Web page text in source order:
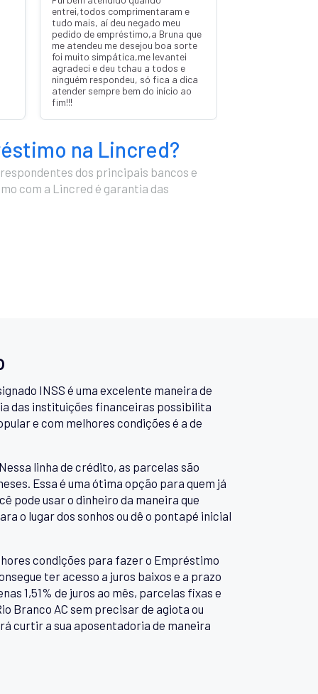
entrei,todos comprimentaram e
tudo mais, aí deu negado meu
pedido de empréstimo,a Bruna que
me atendeu me desejou boa sorte
foi muito simpática,me levantei
agradeci e deu tchau a todos e
ninguém respondeu, só fica a dica
atender sempre bem do início ao
fim!!!
na Lincred?
dos principais bancos e
com a Lincred é garantia das
INSS é uma excelente maneira de
das instituições financeiras possibilita
e com melhores condições é a de
linha de crédito, as parcelas são
Essa é uma ótima opção para quem já
pode usar o dinheiro da maneira que
o lugar dos sonhos ou dê o pontapé inicial
condições para fazer o Empréstimo
ter acesso a juros baixos e a prazo
1,51% de juros ao mês, parcelas fixas e
Branco AC sem precisar de agiota ou
curtir a sua aposentadoria de maneira